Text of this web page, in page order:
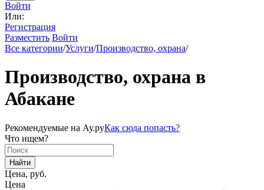
Войти
Или:
Регистрация
Разместить Войти
Все категории/Услуги/Производство, охрана/
Производство, охрана в
Абакане
Рекомендуемые на Ау.руКак сюда попасть?
Что ищем?
Найти
Цена, руб.
Цена